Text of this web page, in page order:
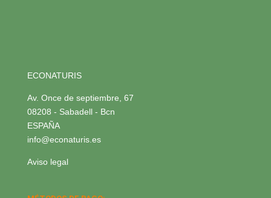
ECONATURIS
Av. Once de septiembre, 67
08208 - Sabadell - Bcn
ESPAÑA
info@econaturis.es
Aviso legal